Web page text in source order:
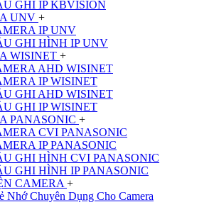
GHI IP KBVISION
UNV +
IP UNV
GHI HÌNH IP UNV
WISINET +
AHD WISINET
IP WISINET
GHI AHD WISINET
GHI IP WISINET
PANASONIC +
CVI PANASONIC
IP PANASONIC
GHI HÌNH CVI PANASONIC
GHI HÌNH IP PANASONIC
CAMERA +
Nhớ Chuyên Dụng Cho Camera